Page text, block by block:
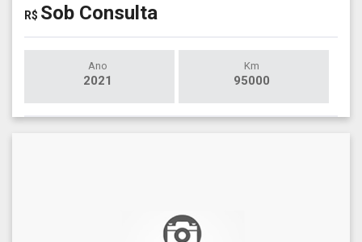
R$ Sob Consulta
Ano
2021
Km
95000